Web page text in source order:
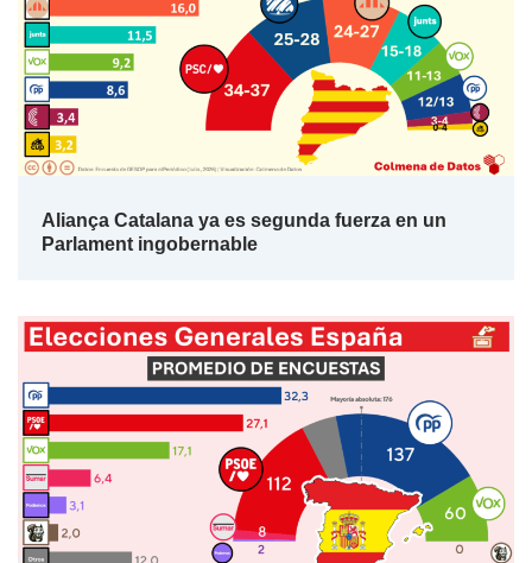
Aliança Catalana ya es segunda fuerza en un
Parlament ingobernable